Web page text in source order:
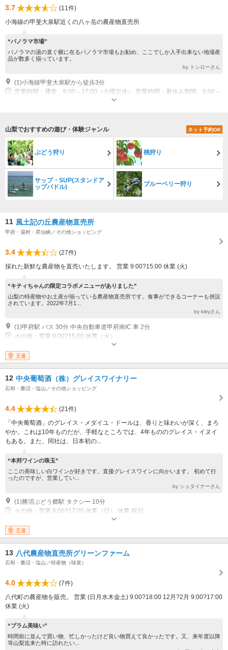
3.7
(11件)
小海線の甲斐大泉駅近くの八ヶ岳の農産物直売所
“パノラマ市場”
パノラマの湯の直ぐ横に在るパノラマ市場もお勧め、ここでしか入手出来ない地場産
品が数多く揃っています。
by トシローさん
(1)小海線甲斐大泉駅から徒歩3分
営業時間：通常 9:00～17:00（火曜定休） 営業時間：夏休み期間 9:00～
17:00（無休） 営業時間：12月 10:00～15:00（火曜定休） 営業時間：1～
山梨でおすすめの遊び・体験ジャンル ネット予約OK
ぶどう狩り 桃狩り
サップ・SUP(スタンドア
ップパドル)
ブルーベリー狩り
11 風土記の丘農産物直売所
甲府・湯村・昇仙峡／その他ショッピング
3.4
(27件)
採れた新鮮な農産物を直売いたします。 営業 9:00?15:00 休業 (火)
“キティちゃんの限定コラボメニューがありました”
山梨の特産物やお土産が揃っている農産物直売所です。食事ができるコーナーも併設
されています。2022年7月1...
by kittyさん
(1)甲府駅 バス 30分 中央自動車道甲府南IC 車 2分
その他：営業 9:00?15:00 休業（火）
王道
12 中央葡萄酒（株）グレイスワイナリー
石和・勝沼・塩山／その他ショッピング
4.4
(21件)
「中央葡萄酒」のグレイス・メダイユ・ドールは、香りと味わいが深く、まろ
やか。これは10年ものだが、手軽なところでは、4年もののグレイス・イヌイ
もある。また、同社は、日本初の...
“本邦ワインの珠玉”
ここの美味しい白ワインが好きです。直接グレイスワインに向かいます。 初めて行
ったのですが、営業してい...
by シュタイナーさん
(1)勝沼ぶどう郷駅 タクシー 10分
その他：営業 8:00?17:00 休業（日） 休業 祝日
王道
13 八代農産物直売所グリーンファーム
石和・勝沼・塩山／特産物（味覚）
4.0
(7件)
八代町の農産物を販売。 営業 (日月水木金土) 9:00?18:00 12月?2月 9:00?17:00
休業 (火)
“プラム美味い”
時間前に並んで買い物、忙しかったけど良い物買えて良かったです。又、来年度以降
等山梨迄来た時に訪れたい...